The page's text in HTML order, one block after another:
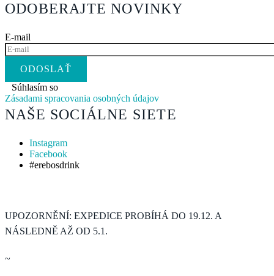
ODOBERAJTE NOVINKY
E-mail
Súhlasím so
Zásadami spracovania osobných údajov
NAŠE SOCIÁLNE SIETE
Instagram
Facebook
#erebosdrink
UPOZORNĚNÍ: EXPEDICE PROBÍHÁ DO 19.12. A
NÁSLEDNĚ AŽ OD 5.1.
~